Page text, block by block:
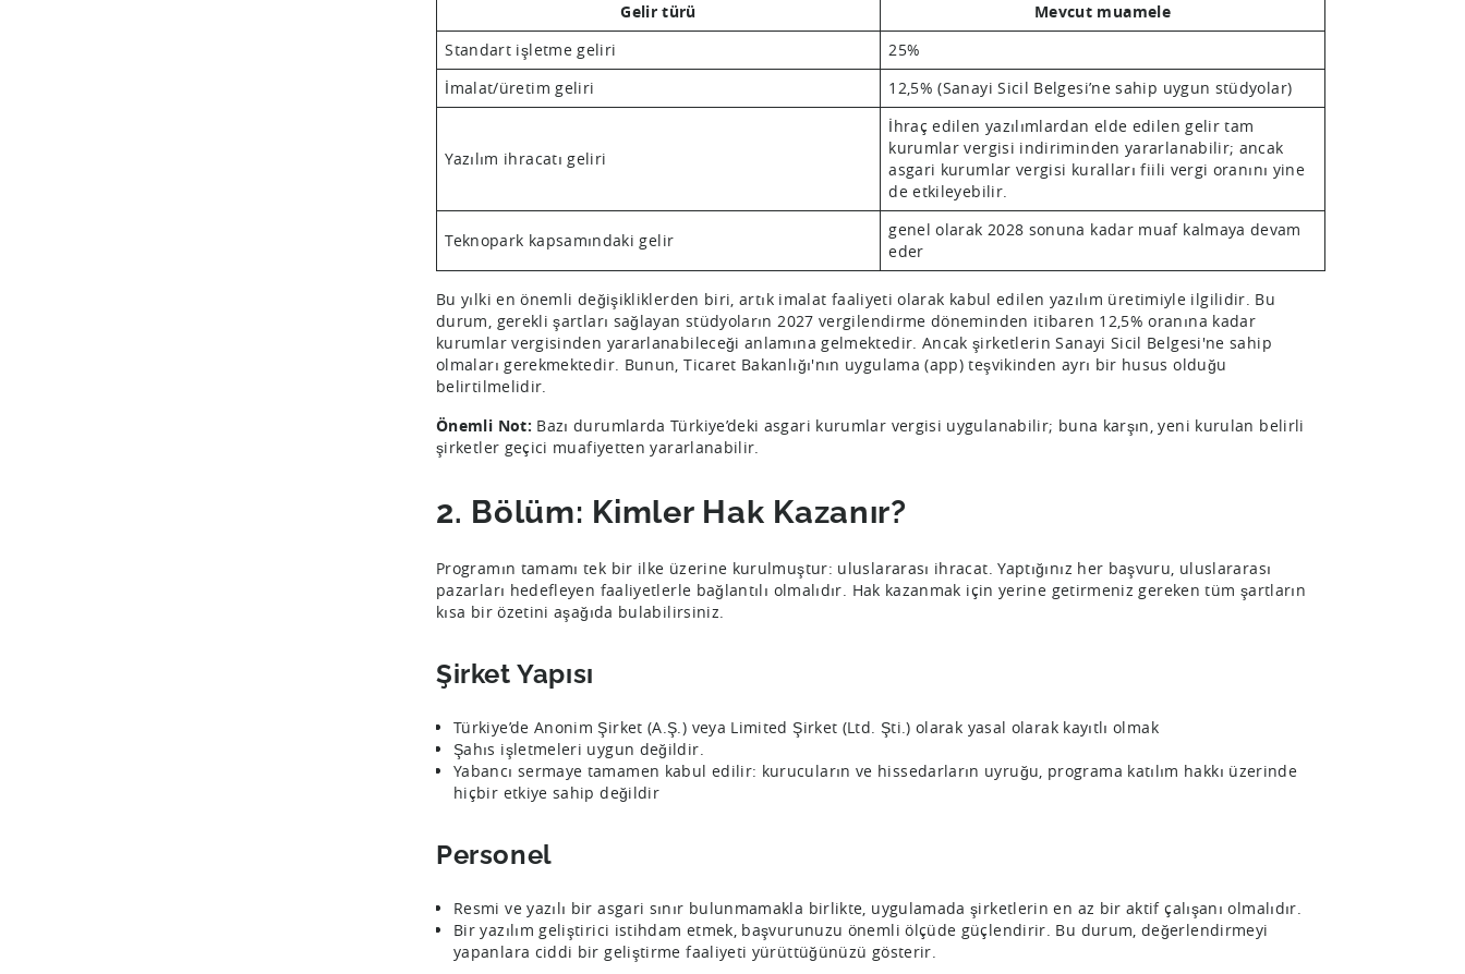
Gelir türü Mevcut muamele
Standart işletme geliri
25%
İmalat/üretim geliri
12,5% (Sanayi Sicil Belgesi’ne sahip uygun stüdyolar)
Yazılım ihracatı geliri
İhraç edilen yazılımlardan elde edilen gelir tam
kurumlar vergisi indiriminden yararlanabilir; ancak
asgari kurumlar vergisi kuralları fiili vergi oranını yine
de etkileyebilir.
Teknopark kapsamındaki gelir
genel olarak 2028 sonuna kadar muaf kalmaya devam
eder
Bu yılki en önemli değişikliklerden biri, artık imalat faaliyeti olarak kabul edilen yazılım üretimiyle ilgilidir. Bu
durum, gerekli şartları sağlayan stüdyoların 2027 vergilendirme döneminden itibaren 12,5% oranına kadar
kurumlar vergisinden yararlanabileceği anlamına gelmektedir. Ancak şirketlerin Sanayi Sicil Belgesi'ne sahip
olmaları gerekmektedir. Bunun, Ticaret Bakanlığı'nın uygulama (app) teşvikinden ayrı bir husus olduğu
belirtilmelidir.
Önemli Not: Bazı durumlarda Türkiye’deki asgari kurumlar vergisi uygulanabilir; buna karşın, yeni kurulan belirli
şirketler geçici muafiyetten yararlanabilir.
2. Bölüm: Kimler Hak Kazanır?
Programın tamamı tek bir ilke üzerine kurulmuştur: uluslararası ihracat. Yaptığınız her başvuru, uluslararası
pazarları hedefleyen faaliyetlerle bağlantılı olmalıdır. Hak kazanmak için yerine getirmeniz gereken tüm şartların
kısa bir özetini aşağıda bulabilirsiniz.
Şirket Yapısı
Türkiye’de Anonim Şirket (A.Ş.) veya Limited Şirket (Ltd. Şti.) olarak yasal olarak kayıtlı olmak
Şahıs işletmeleri uygun değildir.
Yabancı sermaye tamamen kabul edilir: kurucuların ve hissedarların uyruğu, programa katılım hakkı üzerinde
hiçbir etkiye sahip değildir
Personel
Resmi ve yazılı bir asgari sınır bulunmamakla birlikte, uygulamada şirketlerin en az bir aktif çalışanı olmalıdır.
Bir yazılım geliştirici istihdam etmek, başvurunuzu önemli ölçüde güçlendirir. Bu durum, değerlendirmeyi
yapanlara ciddi bir geliştirme faaliyeti yürüttüğünüzü gösterir.